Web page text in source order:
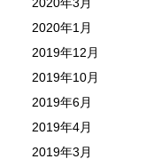
2020年1月
2019年12月
2019年10月
2019年6月
2019年4月
2019年3月